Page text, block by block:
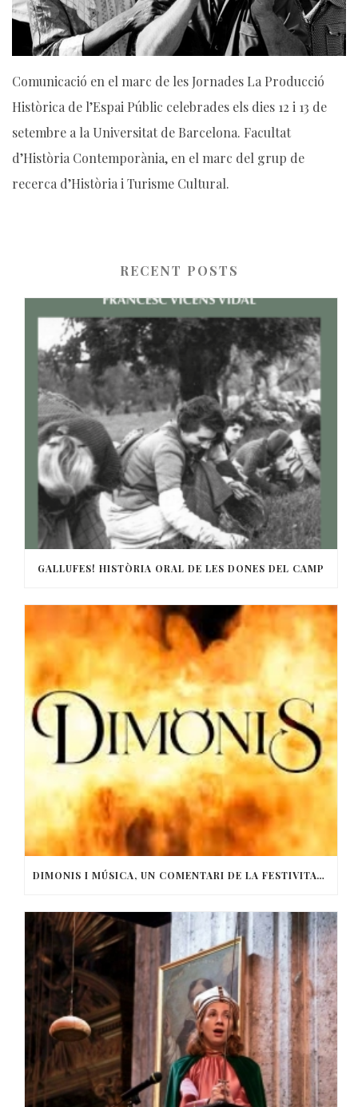
Comunicació en el marc de les Jornades La Producció
Històrica de l’Espai Públic celebrades els dies 12 i 13 de
setembre a la Universitat de Barcelona. Facultat
d’Història Contemporània, en el marc del grup de
recerca d’Història i Turisme Cultural.
RECENT POSTS
GALLUFES! HISTÒRIA ORAL DE LES DONES DEL CAMP
DIMONIS I MÚSICA, UN COMENTARI DE LA FESTIVITAT DE SANT ANTONI